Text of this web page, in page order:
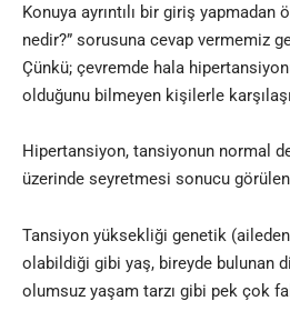
Konuya ayrıntılı bir giriş yapmadan
nedir?” sorusuna cevap vermemiz
Çünkü; çevremde hala
olduğunu bilmeyen kişilerle
Hipertansiyon, tansiyonun normal
üzerinde seyretmesi sonucu görülen
Tansiyon yüksekliği genetik
olabildiği gibi yaş, bireyde bulunan
olumsuz yaşam tarzı gibi pek çok